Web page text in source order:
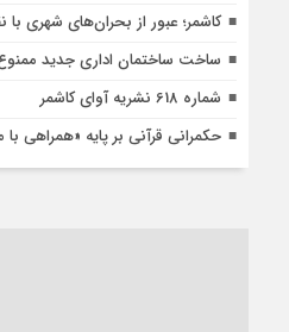
کاشمر؛ عبور از بحران‌های شهری با
ساخت ساختمان اداری جدید
شماره 618 نشریه آوای کاشمر
حکمرانی قرآنی بر پایه «همراهی